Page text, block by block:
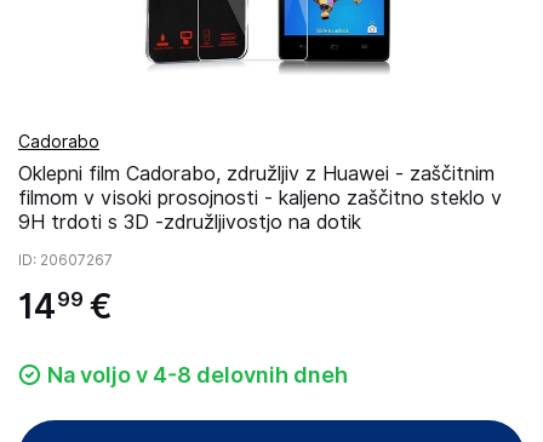
Cadorabo
Oklepni film Cadorabo, združljiv z Huawei - zaščitnim
filmom v visoki prosojnosti - kaljeno zaščitno steklo v
9H trdoti s 3D -združljivostjo na dotik
ID: 20607267
1499 €
Na voljo v 4-8 delovnih dneh